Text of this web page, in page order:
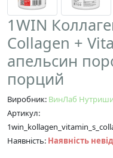
1WIN
Collagen +
апельсин
порций
Виробник: ВинЛаб
Артикул:
Наявність: Наявність